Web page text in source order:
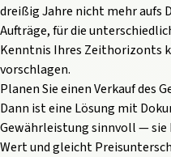
dreißig Jahre nicht mehr aufs
Aufträge, für die
Kenntnis Ihres Zeithorizonts
vorschlagen.
Planen Sie einen Verkauf des
Dann ist eine Lösung mit
Gewährleistung sinnvoll — sie
Wert und gleicht